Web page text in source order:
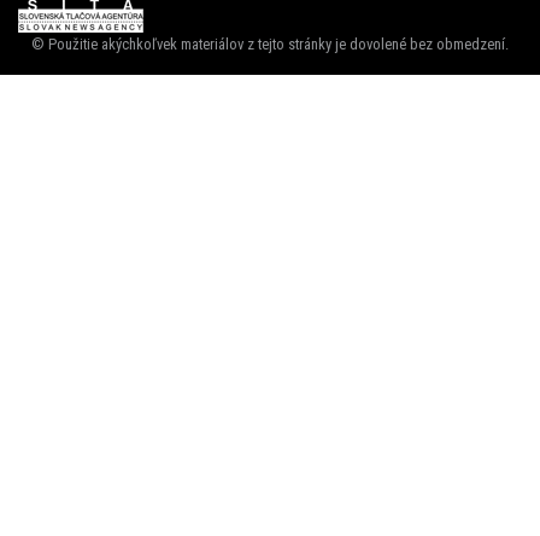
© Použitie akýchkoľvek materiálov z tejto stránky je dovolené bez obmedzení.